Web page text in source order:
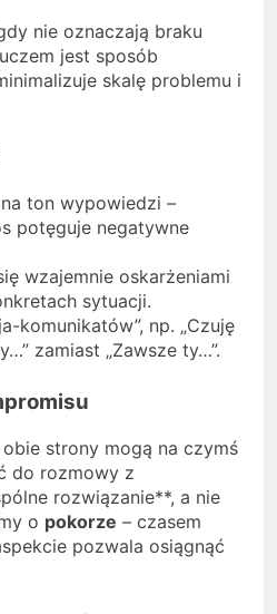
nie oznaczają braku
jest sposób
skalę problemu i
ton wypowiedzi –
potęguje negatywne
wzajemnie oskarżeniami
sytuacji.
komunikatów”, np. „Czuję
zamiast „Zawsze ty…”.
strony mogą na czymś
do rozmowy z
rozwiązanie**, a nie
o pokorze – czasem
pozwala osiągnąć